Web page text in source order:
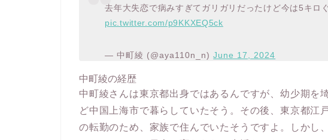
去年大失恋で病みすぎてガリガリだったけど今は5キロ
pic.twitter.com/p9KKXEQ5ck
— 中町綾 (@aya110n_n)June 17, 2024
中町綾の経歴
中町綾さんは東京都出身ではあるんですが、幼少期を
ど中国上海市で暮らしていたそう。その後、東京都江
の転勤のため、家族で住んでいたそうですよ。しかし